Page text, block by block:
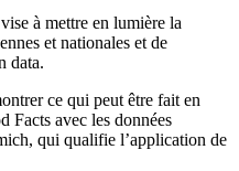
à mettre en lumière la
et nationales et de
data.
ce qui peut être fait en
Facts avec les données
qui qualifie l’application de